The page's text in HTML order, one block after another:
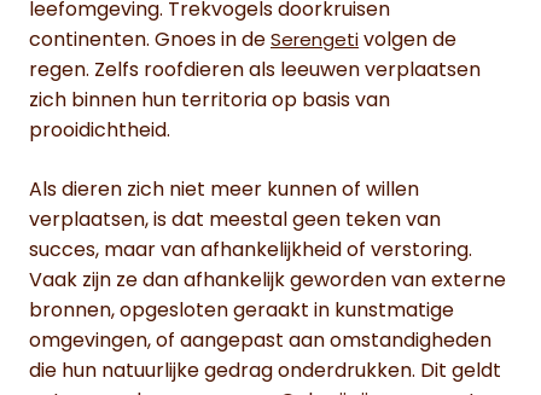
leefomgeving. Trekvogels doorkruisen
continenten. Gnoes in de Serengeti volgen de
regen. Zelfs roofdieren als leeuwen verplaatsen
zich binnen hun territoria op basis van
prooidichtheid.
Als dieren zich niet meer kunnen of willen
verplaatsen, is dat meestal geen teken van
succes, maar van afhankelijkheid of verstoring.
Vaak zijn ze dan afhankelijk geworden van externe
bronnen, opgesloten geraakt in kunstmatige
omgevingen, of aangepast aan omstandigheden
die hun natuurlijke gedrag onderdrukken. Dit geldt